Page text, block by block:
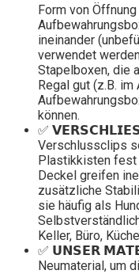
Form von
ineinander
verwendet
Stapelboxen, die
Regal gut (z.B.
können.
✅
Verschlussclips
Plastikkisten fest
Deckel greifen
zusätzliche
sie häufig als
Keller, Büro,
✅ 𝗨𝗡𝗦𝗘𝗥
Neumaterial, um